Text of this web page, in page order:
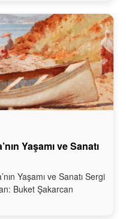
Yaşamı ve Sanatı
Yaşamı ve Sanatı Sergi
Buket Şakarcan